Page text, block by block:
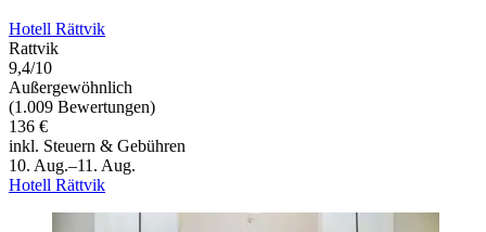
Hotell Rättvik
Rattvik
9,4/10
Außergewöhnlich
(1.009 Bewertungen)
136 €
inkl. Steuern & Gebühren
10. Aug.–11. Aug.
Hotell Rättvik